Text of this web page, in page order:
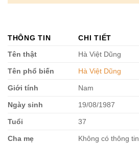
THÔNG TIN
CHI TIẾT
Tên thật
Hà Việt Dũng
Tên phổ biến Hà Việt Dũng
Giới tính Nam
Ngày sinh 19/08/1987
Tuổi 37
Cha mẹ Không có thông tin